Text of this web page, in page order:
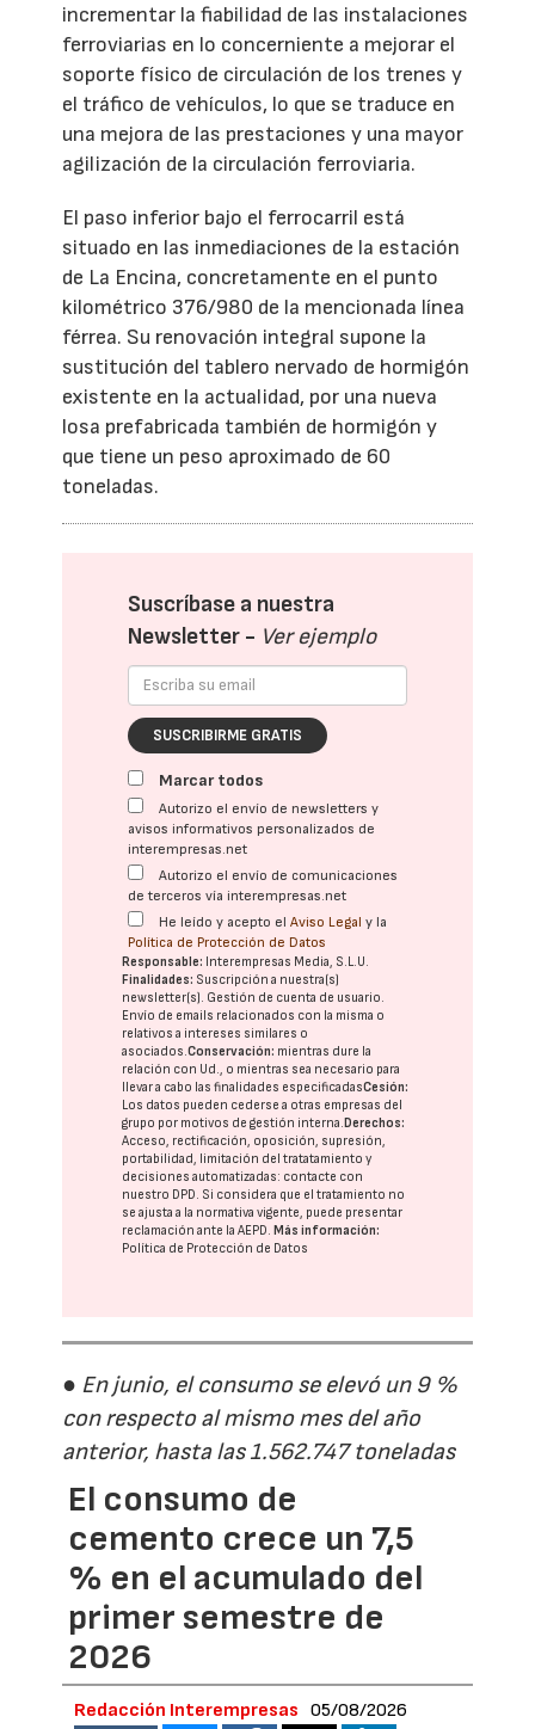
incrementar la fiabilidad de las instalaciones
ferroviarias en lo concerniente a mejorar el
soporte físico de circulación de los trenes y
el tráfico de vehículos, lo que se traduce en
una mejora de las prestaciones y una mayor
agilización de la circulación ferroviaria.
El paso inferior bajo el ferrocarril está
situado en las inmediaciones de la estación
de La Encina, concretamente en el punto
kilométrico 376/980 de la mencionada línea
férrea. Su renovación integral supone la
sustitución del tablero nervado de hormigón
existente en la actualidad, por una nueva
losa prefabricada también de hormigón y
que tiene un peso aproximado de 60
toneladas.
Suscríbase a nuestra
Newsletter - Ver ejemplo
SUSCRIBIRME GRATIS
Marcar todos
Autorizo el envío de newsletters y
avisos informativos personalizados de
interempresas.net
Autorizo el envío de comunicaciones
de terceros vía interempresas.net
He leído y acepto elAviso Legal y la
Política de Protección de Datos
Responsable: Interempresas Media, S.L.U.
Finalidades: Suscripción a nuestra(s)
newsletter(s). Gestión de cuenta de usuario.
Envío de emails relacionados con la misma o
relativos a intereses similares o
asociados.Conservación: mientras dure la
relación con Ud., o mientras sea necesario para
llevar a cabo las finalidades especificadasCesión:
Los datos pueden cederse a otras empresas del
grupo por motivos de gestión interna.Derechos:
Acceso, rectificación, oposición, supresión,
portabilidad, limitación del tratatamiento y
decisiones automatizadas: contacte con
nuestro DPD. Si considera que el tratamiento no
se ajusta a la normativa vigente, puede presentar
reclamación ante laAEPD.Más información:
Política de Protección de Datos
● En junio, el consumo se elevó un 9 %
con respecto al mismo mes del año
anterior, hasta las 1.562.747 toneladas
El consumo de
cemento crece un 7,5
% en el acumulado del
primer semestre de
2026
Redacción Interempresas 05/08/2026